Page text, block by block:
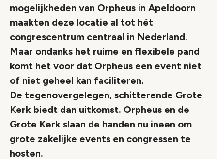
mogelijkheden van Orpheus in Apeldoorn
maakten deze locatie al tot hét
congrescentrum centraal in Nederland.
Maar ondanks het ruime en flexibele pand
komt het voor dat Orpheus een event niet
of niet geheel kan faciliteren.
De tegenovergelegen, schitterende Grote
Kerk biedt dan uitkomst. Orpheus en de
Grote Kerk slaan de handen nu ineen om
grote zakelijke events en congressen te
hosten.